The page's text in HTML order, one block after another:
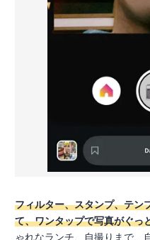
フィルター、スタンプ、テン
て、ワンタップで写真がぐっ
ゃれなランチ、自撮りまで、